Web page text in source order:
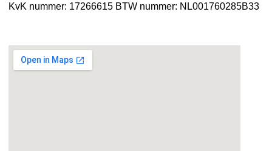
KvK nummer: 17266615 BTW nummer: NL001760285B33